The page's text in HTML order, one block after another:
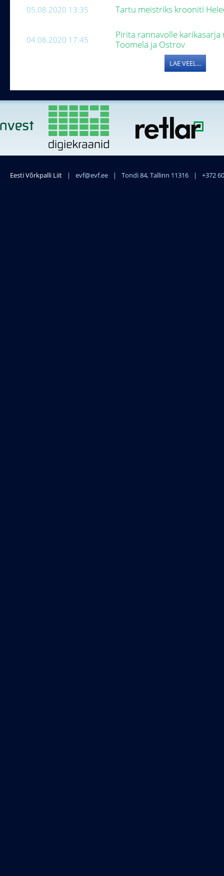
05.08.2020 13:35 Tartu meistriks krooniti
04.08.2020 17:45
Pirita rannavolle
Toomela ja Ostrov
LAE VEEL...
Eesti Võrkpalli Liit | evf@evf.ee | Tondi 84, Tallinn 11316 | +372